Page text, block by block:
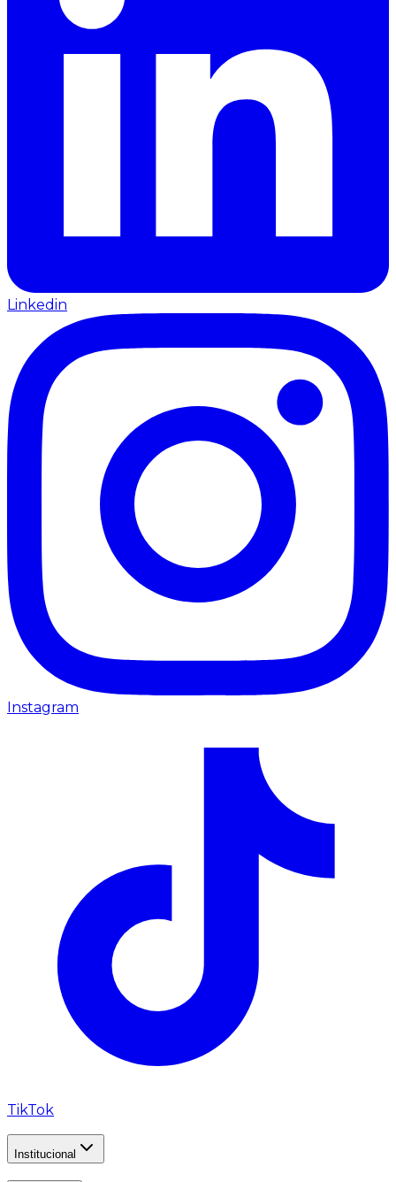
Linkedin
Instagram
TikTok
Institucional